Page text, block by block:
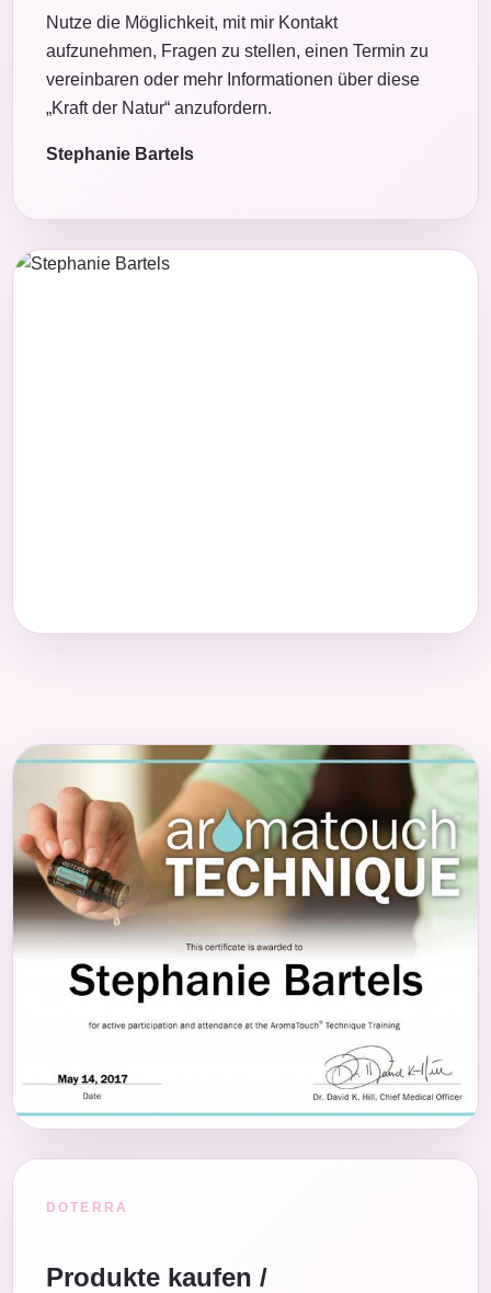
Nutze die Möglichkeit, mit mir Kontakt
aufzunehmen, Fragen zu stellen, einen Termin zu
vereinbaren oder mehr Informationen über diese
„Kraft der Natur“ anzufordern.
Stephanie Bartels
DOTERRA
Produkte kaufen /